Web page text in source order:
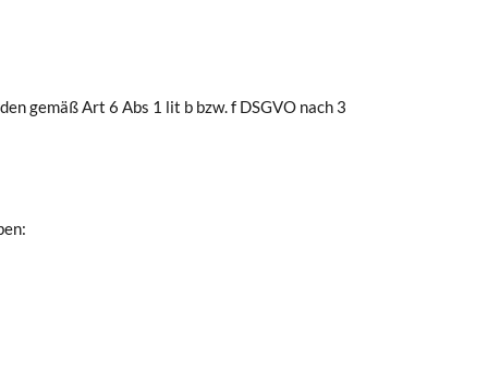
gemäß Art 6 Abs 1 lit b bzw. f DSGVO nach 3